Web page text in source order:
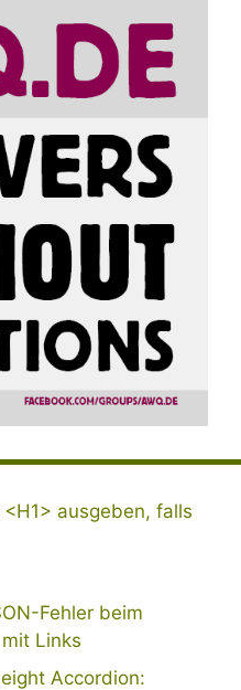
ausgeben, falls
Fehler beim
Links
Accordion: